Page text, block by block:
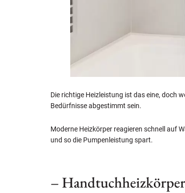
Die richtige Heizleistung ist das eine, doch
Bedürfnisse abgestimmt sein.
Moderne Heizkörper reagieren schnell auf
und so die Pumpenleistung spart.
– Handtuchheizkörper